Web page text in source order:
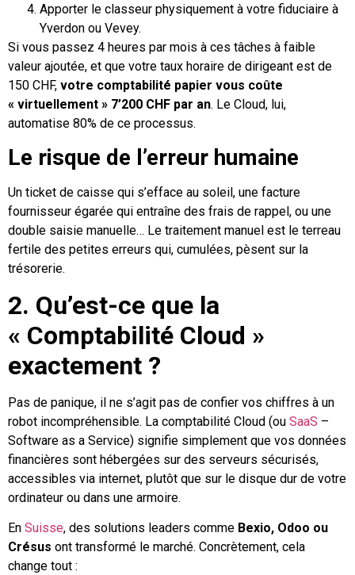
Apporter le classeur physiquement à votre fiduciaire à
Yverdon ou Vevey.
Si vous passez 4 heures par mois à ces tâches à faible
valeur ajoutée, et que votre taux horaire de dirigeant est de
150 CHF, votre comptabilité papier vous coûte
« virtuellement » 7’200 CHF par an. Le Cloud, lui,
automatise 80% de ce processus.
Le risque de l’erreur humaine
Un ticket de caisse qui s’efface au soleil, une facture
fournisseur égarée qui entraîne des frais de rappel, ou une
double saisie manuelle… Le traitement manuel est le terreau
fertile des petites erreurs qui, cumulées, pèsent sur la
trésorerie.
2. Qu’est-ce que la
« Comptabilité Cloud »
exactement ?
Pas de panique, il ne s’agit pas de confier vos chiffres à un
robot incompréhensible. La comptabilité Cloud (ou SaaS –
Software as a Service) signifie simplement que vos données
financières sont hébergées sur des serveurs sécurisés,
accessibles via internet, plutôt que sur le disque dur de votre
ordinateur ou dans une armoire.
En Suisse, des solutions leaders comme Bexio, Odoo ou
Crésus ont transformé le marché. Concrètement, cela
change tout :